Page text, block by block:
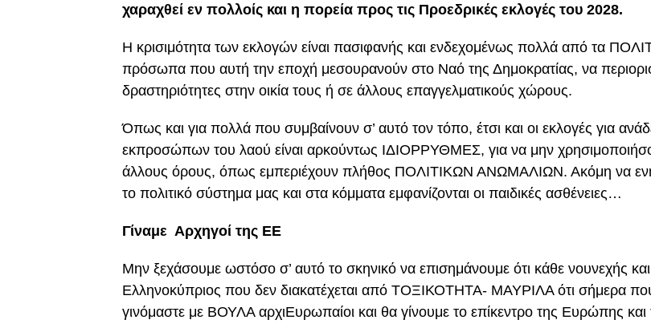
χαραχθεί εν πολλοίς και η πορεία προς τις Προεδρικές εκλογές του 2028.
Η κρισιμότητα των εκλογών είναι πασιφανής και ενδεχομένως πολλά από τα
πρόσωπα που αυτή την εποχή μεσουρανούν στο Ναό της Δημοκρατίας, να
δραστηριότητες στην οικία τους ή σε άλλους επαγγελματικούς χώρους.
Όπως και για πολλά που συμβαίνουν σ’ αυτό τον τόπο, έτσι και οι εκλογές για
εκπροσώπων του λαού είναι αρκούντως ΙΔΙΟΡΡΥΘΜΕΣ, για να μην
άλλους όρους, όπως εμπεριέχουν πλήθος ΠΟΛΙΤΙΚΩΝ ΑΝΩΜΑΛΙΩΝ. Ακόμη να
το πολιτικό σύστημα μας και στα κόμματα εμφανίζονται οι παιδικές ασθένειες…
Γίναμε Αρχηγοί της ΕΕ
Μην ξεχάσουμε ωστόσο σ’ αυτό το σκηνικό να επισημάνουμε ότι κάθε νουνεχής
Ελληνοκύπριος που δεν διακατέχεται από ΤΟΞΙΚΟΤΗΤΑ- ΜΑΥΡΙΛΑ ότι σήμερα
γινόμαστε με ΒΟΥΛΑ αρχιΕυρωπαίοι και θα γίνουμε το επίκεντρο της Ευρώπης και